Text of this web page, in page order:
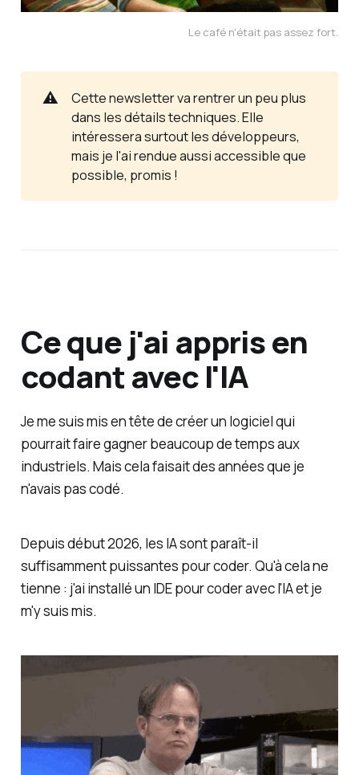
Le café n'était pas assez fort.
⚠️
Cette newsletter va rentrer un peu plus
dans les détails techniques. Elle
intéressera surtout les développeurs,
mais je l'ai rendue aussi accessible que
possible, promis !
Ce que j'ai appris en
codant avec l'IA
Je me suis mis en tête de créer un logiciel qui
pourrait faire gagner beaucoup de temps aux
industriels. Mais cela faisait des années que je
n'avais pas codé.
Depuis début 2026, les IA sont paraît-il
suffisamment puissantes pour coder. Qu'à cela ne
tienne : j'ai installé un IDE pour coder avec l'IA et je
m'y suis mis.